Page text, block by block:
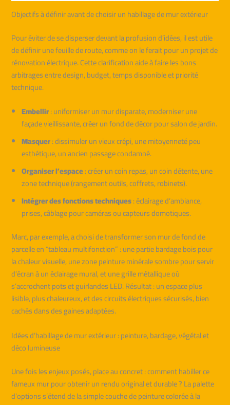
Objectifs à définir avant de choisir un habillage de mur extérieur
Pour éviter de se disperser devant la profusion d’idées, il est utile
de définir une feuille de route, comme on le ferait pour un projet de
rénovation électrique. Cette clarification aide à faire les bons
arbitrages entre design, budget, temps disponible et priorité
technique.
Embellir: uniformiser un mur disparate, moderniser une
façade vieillissante, créer un fond de décor pour salon de jardin.
Masquer: dissimuler un vieux crépi, une mitoyenneté peu
esthétique, un ancien passage condamné.
Organiser l’espace: créer un coin repas, un coin détente, une
zone technique (rangement outils, coffrets, robinets).
Intégrer des fonctions techniques: éclairage d’ambiance,
prises, câblage pour caméras ou capteurs domotiques.
Marc, par exemple, a choisi de transformer son mur de fond de
parcelle en “tableau multifonction” : une partie bardage bois pour
la chaleur visuelle, une zone peinture minérale sombre pour servir
d’écran à un éclairage mural, et une grille métallique où
s’accrochent pots et guirlandes LED. Résultat : un espace plus
lisible, plus chaleureux, et des circuits électriques sécurisés, bien
cachés dans des gaines adaptées.
Idées d’habillage de mur extérieur : peinture, bardage, végétal et
déco lumineuse
Une fois les enjeux posés, place au concret : comment habiller ce
fameux mur pour obtenir un rendu original et durable ? La palette
d’options s’étend de la simple couche de peinture colorée à la